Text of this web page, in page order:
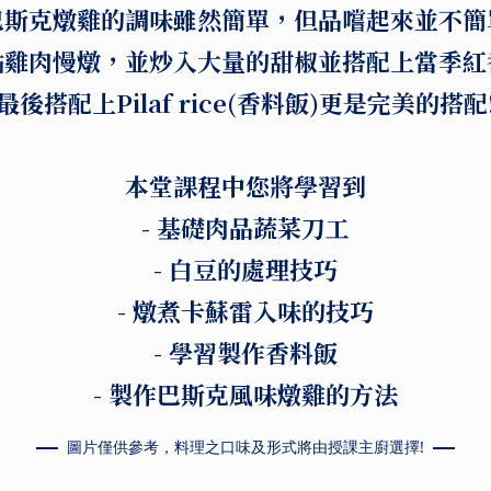
克燉雞的調味雖然簡單，但品嚐起來並不
肉慢燉，並炒入大量的甜椒並搭配上當季
後搭配上Pilaf rice(香料飯)更是完美的搭
本堂課程中您將學習到
- 基礎肉品蔬菜刀工
- 白豆的處理技巧
- 燉煮卡蘇雷入味的技巧
- 學習製作香料飯
- 製作巴斯克風味燉雞的方法
圖片僅供參考，料理之口味及形式將由授課主廚選擇!